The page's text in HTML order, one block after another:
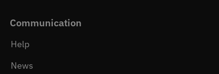
Communication
Help
News